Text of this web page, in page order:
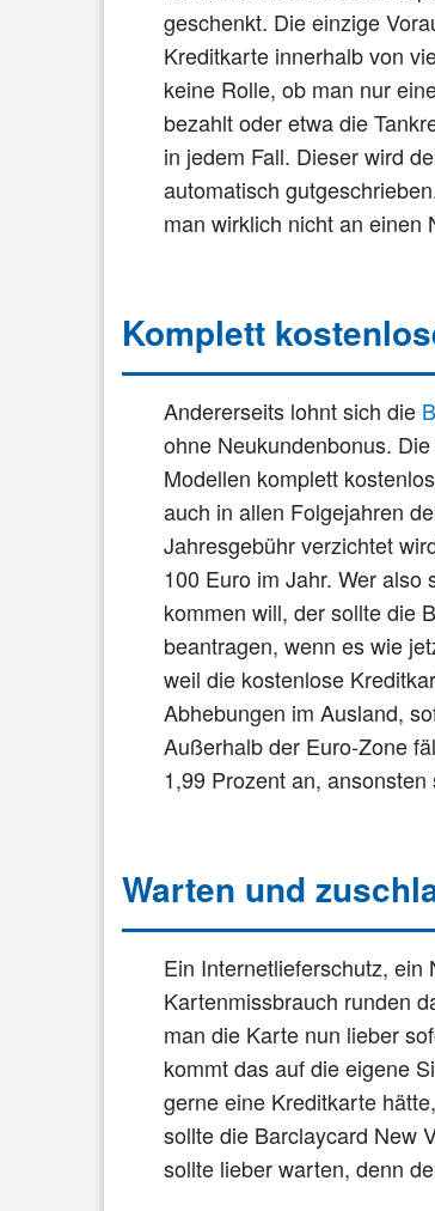
geschenkt. Die einzige
Kreditkarte innerhalb von
keine Rolle, ob man nur
bezahlt oder etwa die
in jedem Fall. Dieser wird
automatisch
man wirklich nicht an einen
Komplett
Andererseits lohnt sich die
ohne Neukundenbonus.
Modellen komplett
auch in allen Folgejahren
Jahresgebühr verzichtet
100 Euro im Jahr. Wer
kommen will, der sollte die
beantragen, wenn es wie
weil die kostenlose
Abhebungen im Ausland,
Außerhalb der Euro-Zone
1,99 Prozent an,
Warten und
Ein Internetlieferschutz,
Kartenmissbrauch runden
man die Karte nun lieber
kommt das auf die eigene
gerne eine Kreditkarte
sollte die Barclaycard New
sollte lieber warten, denn